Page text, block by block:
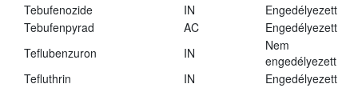
Tebufenozide
IN
Engedélyezett
Tebufenpyrad
AC
Engedélyezett
Teflubenzuron
IN
Nem
engedélyezett
Tefluthrin
IN
Engedélyezett